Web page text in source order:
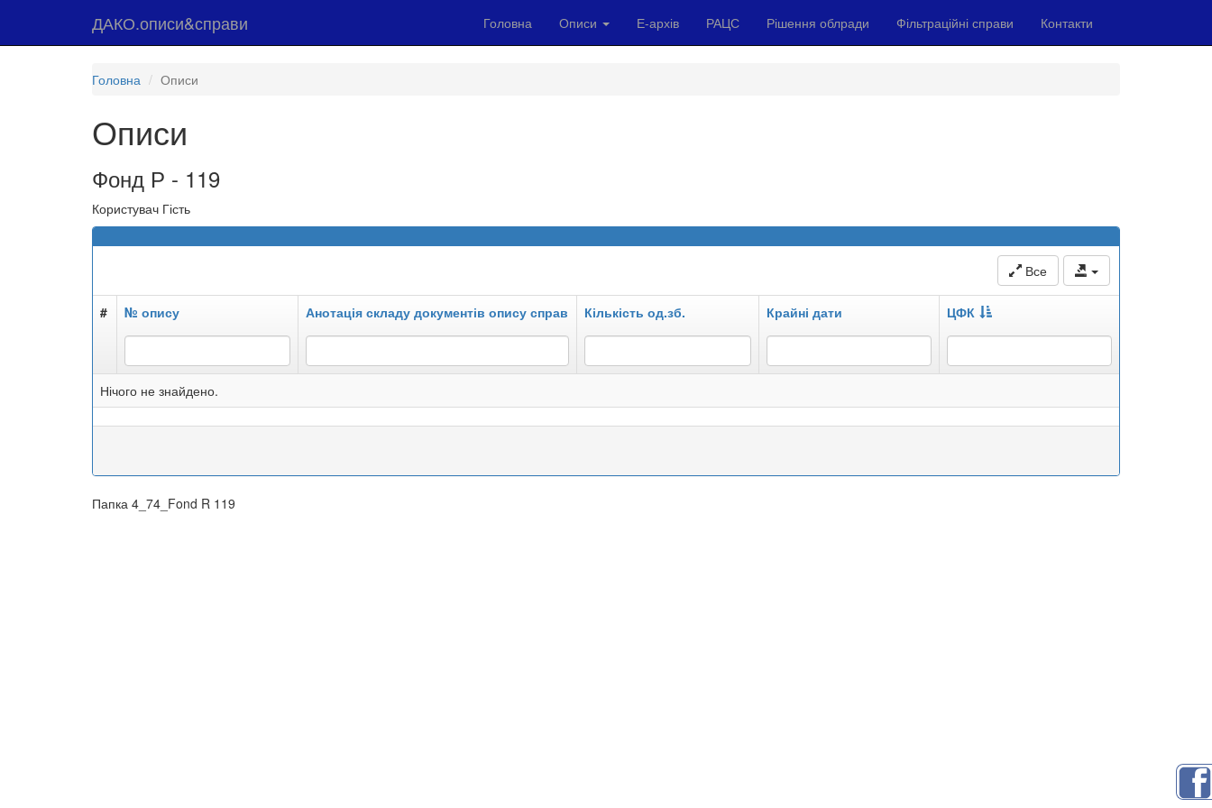
ДАКО.описи&справи Головна Описи Е-архів РАЦС Рішення облради Фільтраційні справи Контакти
Головна Описи
Описи
Фонд Р - 119
Користувач Гість
Все
# № опису Анотація складу документів опису справ Кількість од.зб. Крайні дати ЦФК
Нічого не знайдено.
Папка 4_74_Fond R 119